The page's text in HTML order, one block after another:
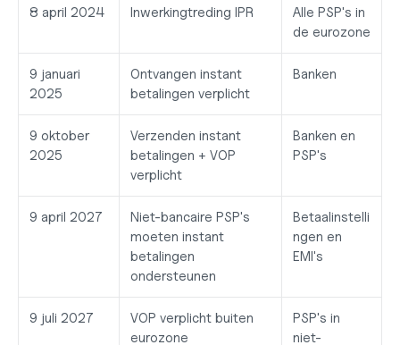
8 april 2024 Inwerkingtreding IPR
Alle PSP's in
de eurozone
9 januari
2025
Ontvangen instant
betalingen verplicht
Banken
9 oktober
2025
Verzenden instant
betalingen + VOP
verplicht
Banken en
PSP's
9 april 2027
Niet-bancaire PSP's
moeten instant
betalingen
ondersteunen
Betaalinstelli
ngen en
EMI's
9 juli 2027
VOP verplicht buiten
eurozone
PSP's in
niet-